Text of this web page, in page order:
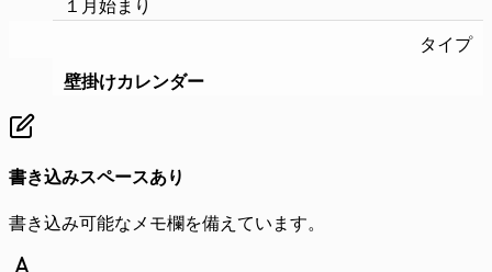
１月始まり
タイプ
壁掛けカレンダー
書き込みスペースあり
書き込み可能なメモ欄を備えています。